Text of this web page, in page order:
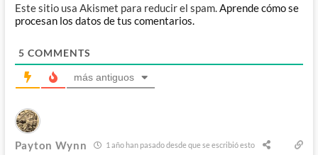
Este sitio usa Akismet para reducir el spam. Aprende cómo se
procesan los datos de tus comentarios.
5 COMMENTS
más antiguos
Payton Wynn 1 año han pasado desde que se escribió esto